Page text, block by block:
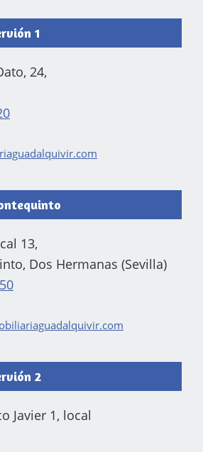
1
24,
13,
Dos Hermanas (Sevilla)
2
Javier 1, local